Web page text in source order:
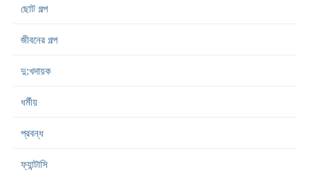
ছোট গল্প
জীবনের গল্প
দু:খদায়ক
ধর্মীয়
প্রবন্ধ
ফ্যান্টাসি